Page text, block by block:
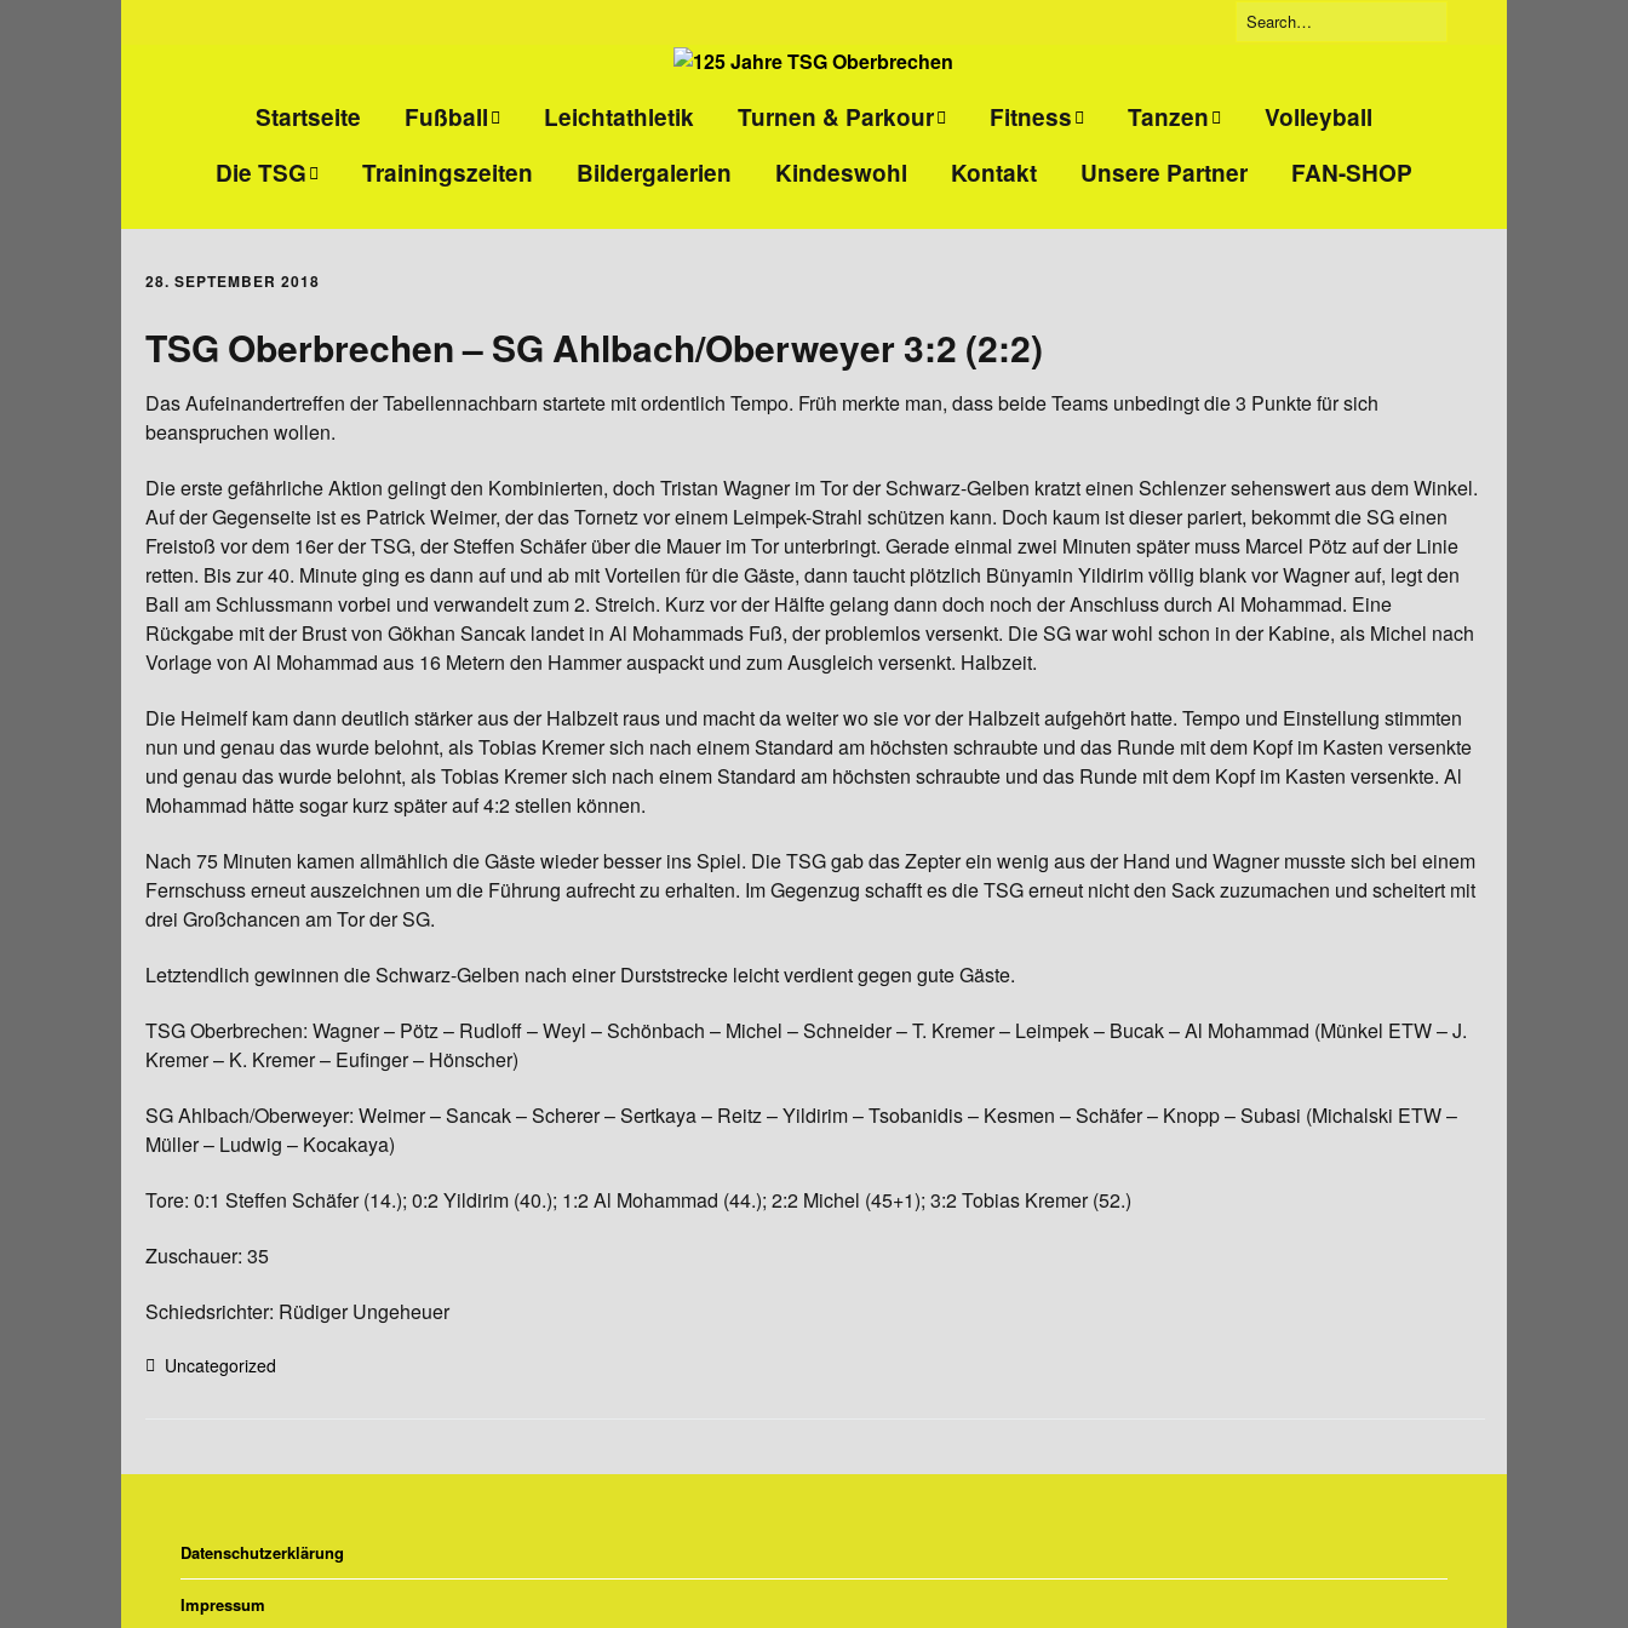
Startseite Fußball
Senioren-Fußball
Leichtathletik Turnen & Parkour
Eltern-Kind-Turnen
Fitness
Kinder-
Sport pro
Gesundheit
Rücken- und
Ganzkörpertraining
Gymnastik
Tanzen
Tanzgruppe
Volleyball
Die TSG
Wir über uns
Abteilungs- und
Sportanlage
Chronik
Trainingszeiten Bildergalerien Kindeswohl Kontakt Unsere Partner FAN-SHOP
28. SEPTEMBER 2018
TSG Oberbrechen – SG Ahlbach/Oberweyer 3:2 (2:2)
Das Aufeinandertreffen der Tabellennachbarn startete mit ordentlich Tempo. Früh merkte man, dass beide Teams unbedingt die 3 Punkte für sich
beanspruchen wollen.
Die erste gefährliche Aktion gelingt den Kombinierten, doch Tristan Wagner im Tor der Schwarz-Gelben kratzt einen Schlenzer sehenswert aus dem Winkel.
Auf der Gegenseite ist es Patrick Weimer, der das Tornetz vor einem Leimpek-Strahl schützen kann. Doch kaum ist dieser pariert, bekommt die SG einen
Freistoß vor dem 16er der TSG, der Steffen Schäfer über die Mauer im Tor unterbringt. Gerade einmal zwei Minuten später muss Marcel Pötz auf der Linie
retten. Bis zur 40. Minute ging es dann auf und ab mit Vorteilen für die Gäste, dann taucht plötzlich Bünyamin Yildirim völlig blank vor Wagner auf, legt den
Ball am Schlussmann vorbei und verwandelt zum 2. Streich. Kurz vor der Hälfte gelang dann doch noch der Anschluss durch Al Mohammad. Eine
Rückgabe mit der Brust von Gökhan Sancak landet in Al Mohammads Fuß, der problemlos versenkt. Die SG war wohl schon in der Kabine, als Michel nach
Vorlage von Al Mohammad aus 16 Metern den Hammer auspackt und zum Ausgleich versenkt. Halbzeit.
Die Heimelf kam dann deutlich stärker aus der Halbzeit raus und macht da weiter wo sie vor der Halbzeit aufgehört hatte. Tempo und Einstellung stimmten
nun und genau das wurde belohnt, als Tobias Kremer sich nach einem Standard am höchsten schraubte und das Runde mit dem Kopf im Kasten versenkte
und genau das wurde belohnt, als Tobias Kremer sich nach einem Standard am höchsten schraubte und das Runde mit dem Kopf im Kasten versenkte. Al
Mohammad hätte sogar kurz später auf 4:2 stellen können.
Nach 75 Minuten kamen allmählich die Gäste wieder besser ins Spiel. Die TSG gab das Zepter ein wenig aus der Hand und Wagner musste sich bei einem
Fernschuss erneut auszeichnen um die Führung aufrecht zu erhalten. Im Gegenzug schafft es die TSG erneut nicht den Sack zuzumachen und scheitert mit
drei Großchancen am Tor der SG.
Letztendlich gewinnen die Schwarz-Gelben nach einer Durststrecke leicht verdient gegen gute Gäste.
TSG Oberbrechen: Wagner – Pötz – Rudloff – Weyl – Schönbach – Michel – Schneider – T. Kremer – Leimpek – Bucak – Al Mohammad (Münkel ETW – J.
Kremer – K. Kremer – Eufinger – Hönscher)
SG Ahlbach/Oberweyer: Weimer – Sancak – Scherer – Sertkaya – Reitz – Yildirim – Tsobanidis – Kesmen – Schäfer – Knopp – Subasi (Michalski ETW –
Müller – Ludwig – Kocakaya)
Tore: 0:1 Steffen Schäfer (14.); 0:2 Yildirim (40.); 1:2 Al Mohammad (44.); 2:2 Michel (45+1); 3:2 Tobias Kremer (52.)
Zuschauer: 35
Schiedsrichter: Rüdiger Ungeheuer
Uncategorized
Datenschutzerklärung
Impressum